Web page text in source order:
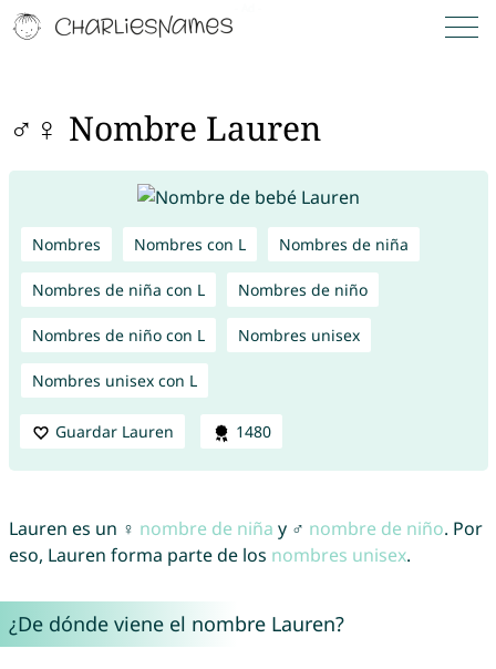
♂♀ Nombre Lauren
Nombres Nombres con L Nombres de niña
Nombres de niña con L Nombres de niño
Nombres de niño con L Nombres unisex
Nombres unisex con L
Guardar Lauren 1480
Lauren es un ♀ nombre de niña y ♂ nombre de niño. Por
eso, Lauren forma parte de los nombres unisex.
¿De dónde viene el nombre Lauren?